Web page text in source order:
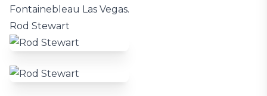
Fontainebleau Las Vegas.
Rod Stewart